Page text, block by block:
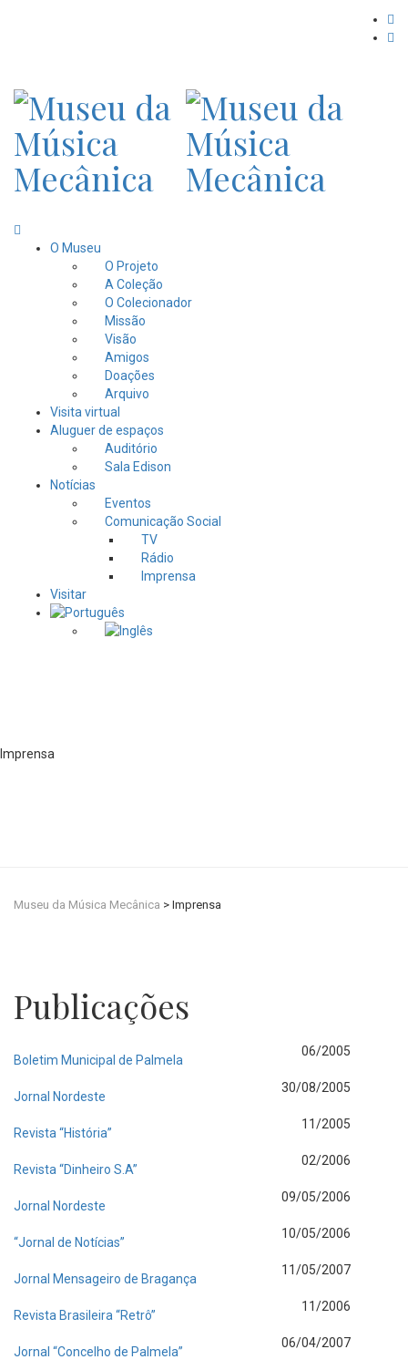
O Museu
O Projeto
A Coleção
O Colecionador
Missão
Visão
Amigos
Doações
Arquivo
Visita virtual
Aluguer de espaços
Auditório
Sala Edison
Notícias
Eventos
Comunicação Social
TV
Rádio
Imprensa
Visitar
Imprensa
Museu da Música Mecânica > Imprensa
Publicações
Boletim Municipal de Palmela
06/2005
Jornal Nordeste
30/08/2005
Revista “História”
11/2005
Revista “Dinheiro S.A”
02/2006
Jornal Nordeste
09/05/2006
“Jornal de Notícias”
10/05/2006
Jornal Mensageiro de Bragança
11/05/2007
Revista Brasileira “Retrô”
11/2006
Jornal “Concelho de Palmela”
06/04/2007